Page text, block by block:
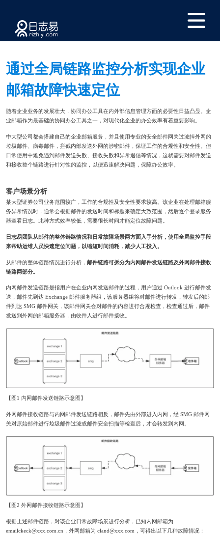
通过全局链路监控分析实现企业
邮箱故障快速定位
随着企业业务的发展壮大，协同办公工具在内外部信息管理方面的必要性日益凸显。企
业邮箱作为最基础的协同办公工具之一，对现代化企业的办公效率有着重要影响。
中大型公司都会搭建自己的企业邮箱服务，并且使用专业的安全邮件网关过滤掉外网的
垃圾邮件、病毒邮件，拦截内部发送外网的涉密邮件，保证工作的合规性和安全性。但
日常使用中难免遇到邮件发送失败、接收失败和异常退信等情况，这就需要对邮件发送
和接收整个链路进行针对性的监控，以便迅速解决问题，保障办公效率。
客户场景分析
某大型证券公司业务范围较广，工作的合规性及安全性要求较高。该企业在处理邮箱服
务异常情况时，通常会根据邮件的发送时间和标题来确定大致范围，然后逐个登录服务
器查看日志。此种方式效率较低，需要很长时间才能定位故障问题。
日志易团队从邮件的整体链路情况和日常故障场景两方面入手分析，使用全局监控手段
来帮助运维人员快速定位问题，以缩短时间消耗，减少人工投入。
从邮件的整体链路情况进行分析， 邮件链路可拆分为内网邮件发送链路及外网邮件接收
链路两部分。
内网邮件发送链路是指用户在企业内网发送邮件的过程，用户通过 Outlook 进行邮件发
送，邮件先到达 Exchange 邮件服务器组，该服务器组将对邮件进行转发，转发后的邮
件到达 SMG 邮件网关，该邮件网关会对邮件的内容进行合规检查，检查通过后，邮件
发送到外网的邮箱服务器，由收件人进行邮件接收。
【图1 内网邮件发送链路示意图】
外网邮件接收链路与内网邮件发送链路相反，邮件先由外部进入内网，经 SMG 邮件网
关对原始邮件进行垃圾邮件过滤或邮件安全扫描等检查后，才会转发到内网。
【图2 外网邮件接收链路示意图】
根据上述邮件链路，对该企业日常故障场景进行分析，已知内网邮箱为
emailckeck@xxx.com.cn，外网邮箱为 cland@xxx.com，可得出以下几种故障情况：